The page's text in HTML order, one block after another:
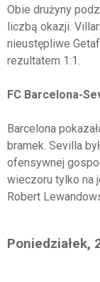
Obie drużyny
liczbą okazji.
nieustępliwe
rezultatem 1:1.
FC Barcelona-
Barcelona
bramek. Sevilla
ofensywnej
wieczoru tylko na
Robert
Poniedziałek,